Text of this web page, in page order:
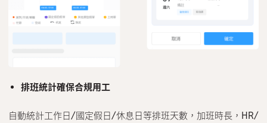
排班統計確保合規用工
自動統計工作日/國定假日/休息日等排班天數，加班時長，HR/